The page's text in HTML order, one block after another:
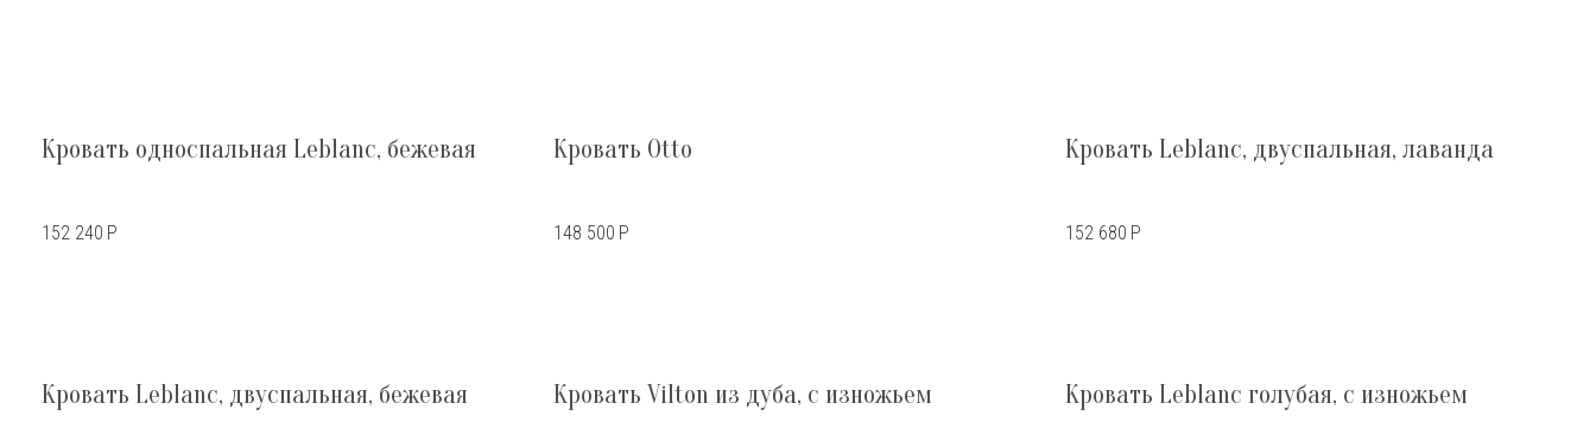
Кровать односпальная Leblanc, бежевая
152 240 Р
Кровать Otto
148 500 Р
Кровать Leblanc, двуспальная, лаванда
152 680 Р
Кровать Leblanc, двуспальная, бежевая Кровать Vilton из дуба, с изножьем Кровать Leblanc голубая, с изножьем